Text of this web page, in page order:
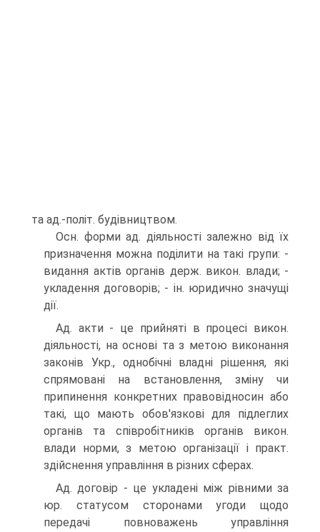
та ад.-політ. будівництвом.
Осн. форми ад. діяльності залежно від їх
призначення можна поділити на такі групи: -
видання актів органів держ. викон. влади; -
укладення договорів; - ін. юридично значущі
дії.
Ад. акти - це прийняті в процесі викон.
діяльності, на основі та з метою виконання
законів Укр., однобічні владні рішення, які
спрямовані на встановлення, зміну чи
припинення конкретних правовідносин або
такі, що мають обов'язкові для підлеглих
органів та співробітників органів викон.
влади норми, з метою організації і практ.
здійснення управління в різних сферах.
Ад. договір - це укладені між рівними за
юр. статусом сторонами угоди щодо
передачі повноважень управління